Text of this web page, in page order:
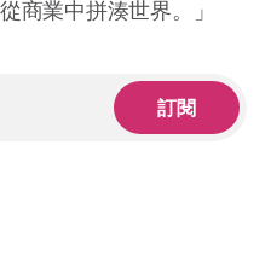
卡支付系
，五家公共運輸公司決定停
商業中拼湊世界。」
訂閱